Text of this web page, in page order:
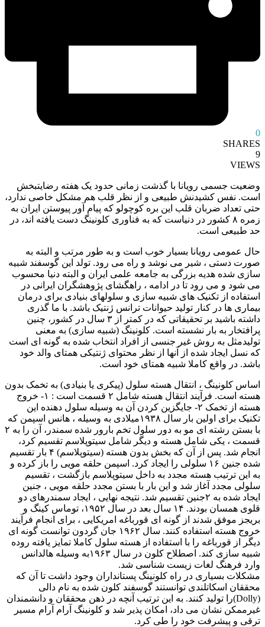
0
SHARES
9
VIEWS
وضعیت جسمی رویانا با گذشت زمانی حدود یک هفته رضایتبخش
است. نفس کشیدنش طبیعی و از نظر قلب هم مشکل خاصی ندارد،
حتی تعداد ضربان قلب این بره کوچولو که پیام آور پیوستن ایران به
زمره ۸ کشور در دنیاست که به فناوری کلونینگ دست یافته اند، در
حد طبیعی است.
حال عمومی رویانا بسیار خوب است و به طور مرتب و البته به
صورت دستی ، شیر می نوشد و راه می رود. تولد این گوسفند شبیه
سازی شده هدیه بزرگی به جامعه علمی ایران و البته دنیا محسوب
می شود و می رود تا در ادامه ، راهگشای پژوهشگران ایرانی در
استفاده از تکنیک های شبیه سازی و سلولهای بنیادی برای درمان
بیماری ها در کنار تولید حیوانات ترانس ژنتیک باشد. با ما گذری
داشته باشید بر تحقیقاتی که در کمتر از ۳ سال در کشور، چنین
پرافتخار به بار نشسته است. کلونینگ (شبیه سازی) به معنی
تولیدمثل به روش غیر جنسی از افراد انتخاب شده به گونه ای است
که نسل ایجاد شده از آنها از نظر محتوای ژنتیکی همتای والد خود
باشد. در واقع کاملا شبیه همتای خود است.
اساس کلونینگ ، انتقال هسته سلول (پیکری یا بنیادی) به تخمک بدون
هسته است. فرآیند انتقال هسته شامل ۲ قسمت است : ۱- خروج
هسته از تخمک ۲- جایگزین کردن آن به وسیله سلول دهنده این
تکنیک برای اولین بار سال ۱۹۳۸میلادی به وسیله ، هانس اسپمن که
با بستن رشته ای مو به دور سلول تخم بارور شده سمندر، آن را به ۲
قسمت ، یکی شامل هسته و دیگر شامل سیتوپلاسم تقسیم کرد،
انجام شد. پس از آن که بخش بدون هسته (سیتوپلاسم) ۴ بار تقسیم
شده جنین ۱۶ سلولی را ایجاد کرد. اسپمن حلقه مویی را باز کرده و
به این ترتیب هسته مجدد به داخل سیتوپلاسم بازگشت ، تقسیم
سلولی مجدد آغاز شد و این بار با بستن مجدد حلقه مویی ، جنین
ایجاد شده به ۲جنین تقسیم شد. نتیجه نهایی ، ایجاد سمندرهای دو
قلوی همسان بودند. ۱۴ سال بعد در سال ۱۹۵۲، توماس کینگ و
بریجز موفق شدند از گونه ای قورباغه امریکایی ، برای انجام فرآیند
خروج هسته استفاده کنند. سال ۱۹۶۲ جان گردون توانست گونه ای
دیگر از قورباغه را با استفاده از هسته سلول کاملا تمایز یافته روده
شبیه سازی کند. اصطلاح کلون در سال ۱۹۶۳به وسیله هالدانس
وارد فرهنگ لغات زیست شناسی شد.
مشکلات بسیاری در راه کلونینگ پستانداران وجود داشت تا آن که
محققان اسکاتلندی توانستند گوسفند کلون شده به نام دالی
(Dolly)را تولید کنند. به این ترتیب آنچه در ذهن محققان و دانشمندان
غیرممکن نشان می داد، امکان پذیر شد و کلونینگ آرام آرام مسیر
ترقی و پیشرفت خود را طی کرد.